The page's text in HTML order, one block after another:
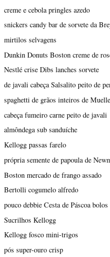
creme e cebola pringles azedo
snickers candy bar de sorvete da
mirtilos selvagens
Dunkin Donuts Boston creme de
Nestlé crise Dibs lanches sorvete
de javali cabeça Salsalito peito de
spaghetti de grãos inteiros de
cabeça fumeiro carne peito de javali
almôndega sub sanduíche
Kellogg passas farelo
própria semente de papoula de
Boston mercado de frango assado
Bertolli cogumelo alfredo
pouco debbie Cesta de Páscoa bolos
Sucrilhos Kellogg
Kellogg fosco mini-trigos
pós super-ouro crisp